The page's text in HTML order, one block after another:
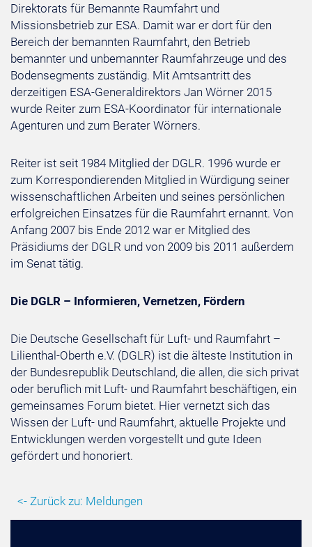
Direktorats für Bemannte Raumfahrt und
Missionsbetrieb zur ESA. Damit war er dort für den
Bereich der bemannten Raumfahrt, den Betrieb
bemannter und unbemannter Raumfahrzeuge und des
Bodensegments zuständig. Mit Amtsantritt des
derzeitigen ESA-Generaldirektors Jan Wörner 2015
wurde Reiter zum ESA-Koordinator für internationale
Agenturen und zum Berater Wörners.
Reiter ist seit 1984 Mitglied der DGLR. 1996 wurde er
zum Korrespondierenden Mitglied in Würdigung seiner
wissenschaftlichen Arbeiten und seines persönlichen
erfolgreichen Einsatzes für die Raumfahrt ernannt. Von
Anfang 2007 bis Ende 2012 war er Mitglied des
Präsidiums der DGLR und von 2009 bis 2011 außerdem
im Senat tätig.
Die DGLR – Informieren, Vernetzen, Fördern
Die Deutsche Gesellschaft für Luft- und Raumfahrt –
Lilienthal-Oberth e.V. (DGLR) ist die älteste Institution in
der Bundesrepublik Deutschland, die allen, die sich privat
oder beruflich mit Luft- und Raumfahrt beschäftigen, ein
gemeinsames Forum bietet. Hier vernetzt sich das
Wissen der Luft- und Raumfahrt, aktuelle Projekte und
Entwicklungen werden vorgestellt und gute Ideen
gefördert und honoriert.
<- Zurück zu: Meldungen